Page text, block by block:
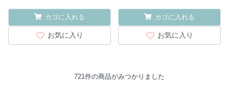
カゴに入れる
お気に入り
カゴに入れる
お気に入り
721件の商品がみつかりました